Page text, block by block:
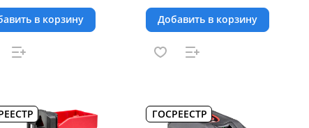
в корзину Добавить в корзину
ГОСРЕЕСТР